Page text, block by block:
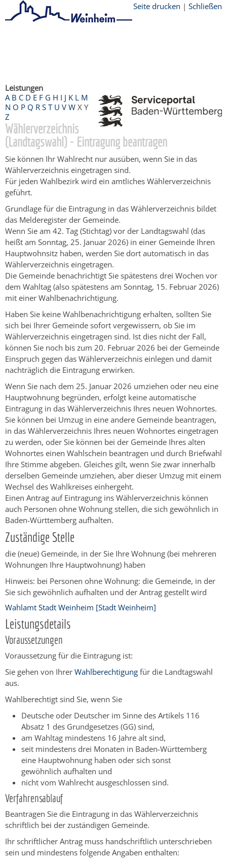
Seite drucken | Schließen
Leistungen
A B C D E F G H I J K L M
N O P Q R S T U V W X Y
Z
Wählerverzeichnis
(Landtagswahl) - Eintragung beantragen
Sie können Ihr Wahlrecht nur ausüben, wenn Sie in das
Wählerverzeichnis eingetragen sind.
Für jeden Wahlbezirk wird ein amtliches Wählerverzeichnis
geführt.
Grundlage für die Eintragung in das Wählerverzeichnis bildet
das Melderegister der Gemeinde.
Wenn Sie am 42. Tag (Stichtag) vor der Landtagswahl (das
heißt am Sonntag, 25. Januar 2026) in einer Gemeinde Ihren
Hauptwohnsitz haben, werden Sie dort automatisch in das
Wählerverzeichnis eingetragen.
Die Gemeinde benachrichtigt Sie spätestens drei Wochen vor
dem Wahltag (also spätestens am Sonntag, 15. Februar 2026)
mit einer Wahlbenachrichtigung.
Haben Sie keine Wahlbenachrichtigung erhalten, sollten Sie
sich bei Ihrer Gemeinde sofort vergewissern, ob Sie im
Wählerverzeichnis eingetragen sind. Ist dies nicht der Fall,
können Sie noch bis zum 20. Februar 2026 bei der Gemeinde
Einspruch gegen das Wählerverzeichnis einlegen und damit
nachträglich die Eintragung erwirken.
Wenn Sie nach dem 25. Januar 2026 umziehen oder neu eine
Hauptwohnung begründen, erfolgt keine automatische
Eintragung in das Wählerverzeichnis Ihres neuen Wohnortes.
Sie können bei Umzug in eine andere Gemeinde beantragen,
in das Wählerverzeichnis Ihres neuen Wohnortes eingetragen
zu werden, oder Sie können bei der Gemeinde Ihres alten
Wohnortes einen Wahlschein beantragen und durch Briefwahl
Ihre Stimme abgeben. Gleiches gilt, wenn Sie zwar innerhalb
derselben Gemeinde umziehen, aber dieser Umzug mit einem
Wechsel des Wahlkreises einhergeht.
Einen Antrag auf Eintragung ins Wählerverzeichnis können
auch Personen ohne Wohnung stellen, die sich gewöhnlich in
Baden-Württemberg aufhalten.
Zuständige Stelle
die (neue) Gemeinde, in der Sie Ihre Wohnung (bei mehreren
Wohnungen Ihre Hauptwohnung) haben
Hinweis: bei Personen ohne Wohnung: die Gemeinde, in der
Sie sich gewöhnlich aufhalten und der Antrag gestellt wird
Wahlamt Stadt Weinheim [Stadt Weinheim]
Leistungsdetails
Voraussetzungen
Voraussetzung für die Eintragung ist:
Sie gehen von Ihrer Wahlberechtigung für die Landtagswahl
aus.
Wahlberechtigt sind Sie, wenn Sie
Deutsche oder Deutscher im Sinne des Artikels 116
Absatz 1 des Grundgesetzes (GG) sind,
am Wahltag mindestens 16 Jahre alt sind,
seit mindestens drei Monaten in Baden-Württemberg
eine Hauptwohnung haben oder sich sonst
gewöhnlich aufhalten und
nicht vom Wahlrecht ausgeschlossen sind.
Verfahrensablauf
Beantragen Sie die Eintragung in das Wählerverzeichnis
schriftlich bei der zuständigen Gemeinde.
Ihr schriftlicher Antrag muss handschriftlich unterschrieben
sein und mindestens folgende Angaben enthalten: